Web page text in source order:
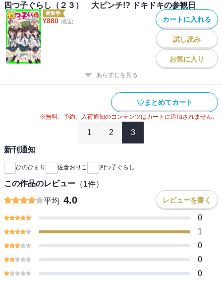
四つ子ぐらし（２３） 大ピンチ!? ドキドキの参観日
最新巻
¥880 (税込) カートに入れる
試し読み
お気に入り
あらすじを見る
まとめてカート
※無料、予約、入荷通知のコンテンツはカートに追加されません。
1 2 3
新刊通知
ひのひまり 佐倉おりこ 四つ子ぐらし
この作品のレビュー （1件）
平均 4.0 レビューを書く
0
1
0
0
0